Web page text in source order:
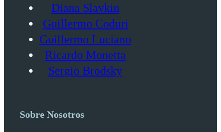
Diana Slavkin
Guillermo Coduri
Guillermo Luciano
Ricardo Monetta
Sergio Brodsky
Sobre Nosotros